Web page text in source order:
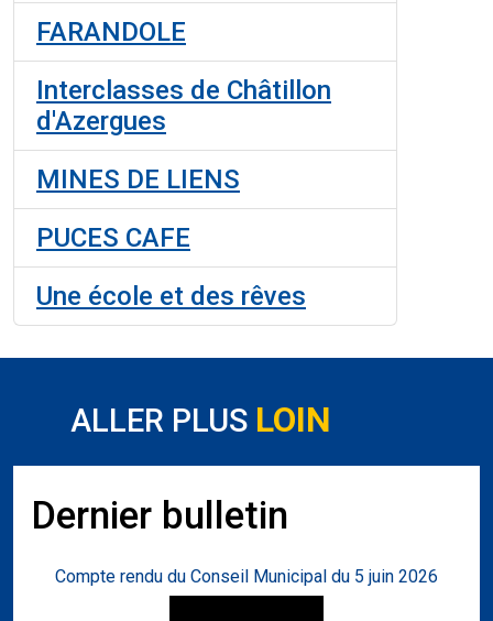
FARANDOLE
Interclasses de Châtillon
d'Azergues
MINES DE LIENS
PUCES CAFE
Une école et des rêves
ALLER PLUS LOIN
Dernier bulletin
Compte rendu du Conseil Municipal du 5 juin 2026